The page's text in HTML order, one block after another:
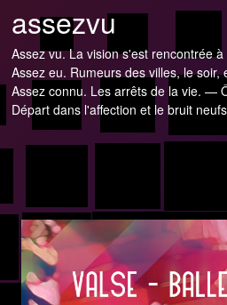
assezvu
Assez vu. La vision s'est rencontrée
Assez eu. Rumeurs des villes, le soir,
Assez connu. Les arrêts de la vie. —
Départ dans l'affection et le bruit